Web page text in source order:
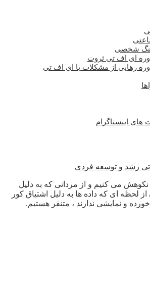
شخصی
ای اف تی ثروت
رهایی از مشکلات با ای اف تی
های اینستاگرام
می کنیم و از مردانی که به دلیل
لحظه ای که داده ها به دلیل اشتیاق کور
و نمایشی ندارند ، متنفر هستیم.